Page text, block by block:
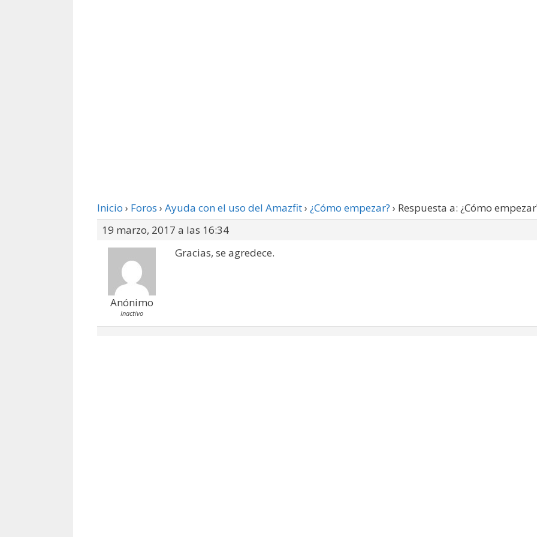
Inicio › Foros › Ayuda con el uso del Amazfit› ¿Cómo empezar? › Respuesta a: ¿Cómo
19 marzo, 2017 a las 16:34
Anónimo
Inactivo
Gracias, se agredece.